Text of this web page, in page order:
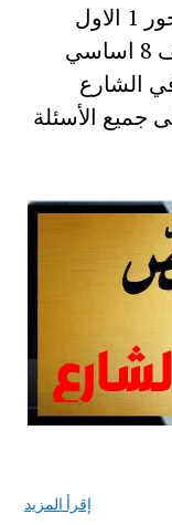
شرح نص النائمة في الشارع المحور 1 الاول
الشارع
جميع الأسئلة
إقرأ المزيد